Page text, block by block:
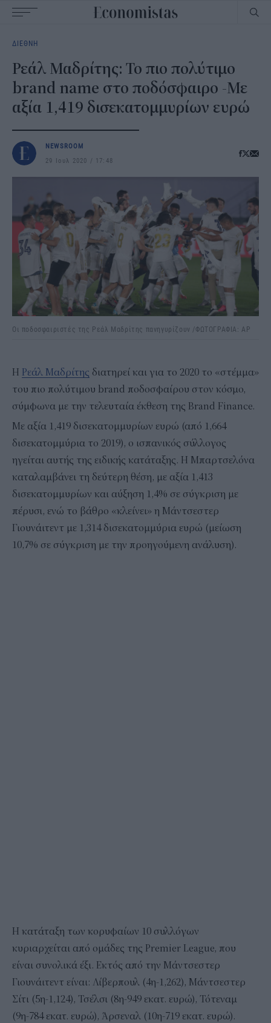
navigation
ΔΙΕΘΝΗ
Ρεάλ Μαδρίτης: Το πιο πολύτιμο
brand name στο ποδόσφαιρο -Με
αξία 1,419 δισεκατομμυρίων ευρώ
NEWSROOM
29 Ιουλ 2020
17:48
Οι ποδοσφαιριστές της Ρεάλ Μαδρίτης πανηγυρίζουν /ΦΩΤΟΓΡΑΦΙΑ: AP
H Ρεάλ Μαδρίτης διατηρεί και για το 2020 το «στέμμα»
του πιο πολύτιμου brand ποδοσφαίρου στον κόσμο,
σύμφωνα με την τελευταία έκθεση της Brand Finance.
Με αξία 1,419 δισεκατομμυρίων ευρώ (από 1,664
δισεκατομμύρια το 2019), ο ισπανικός σύλλογος
ηγείται αυτής της ειδικής κατάταξης. Η Μπαρτσελόνα
καταλαμβάνει τη δεύτερη θέση, με αξία 1,413
δισεκατομμυρίων και αύξηση 1,4% σε σύγκριση με
πέρυσι, ενώ το βάθρο «κλείνει» η Μάντσεστερ
Γιουνάιτεντ με 1,314 δισεκατομμύρια ευρώ (μείωση
10,7% σε σύγκριση με την προηγούμενη ανάλυση).
Η κατάταξη των κορυφαίων 10 συλλόγων
κυριαρχείται από ομάδες της Premier League, που
είναι συνολικά έξι. Εκτός από την Μάντσεστερ
Γιουνάιτεντ είναι: Λίβερπουλ (4η-1,262), Μάντσεστερ
Σίτι (5η-1,124), Τσέλσι (8η-949 εκατ. ευρώ), Τότεναμ
(9η-784 εκατ. ευρώ), Άρσεναλ (10η-719 εκατ. ευρώ).